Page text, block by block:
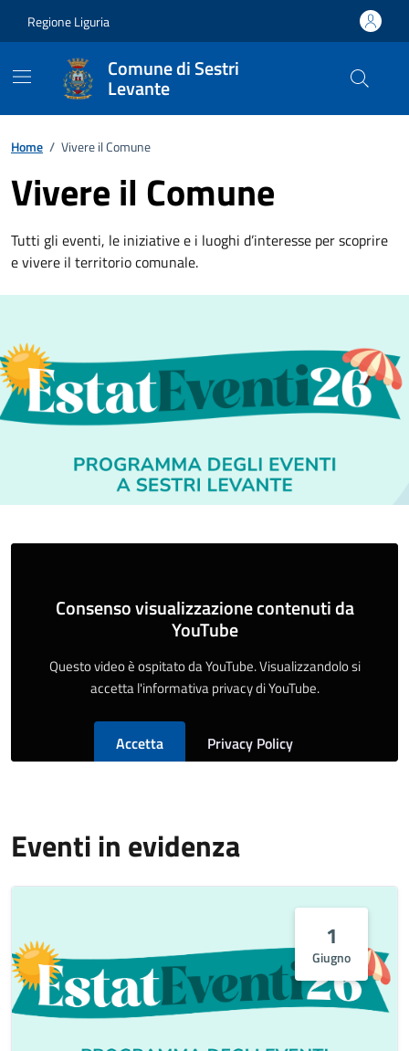
Regione Liguria
Comune di Sestri
Levante
Home / Vivere il Comune
Vivere il Comune
Tutti gli eventi, le iniziative e i luoghi d’interesse per scoprire
e vivere il territorio comunale.
Consenso visualizzazione contenuti da
YouTube
Questo video è ospitato da YouTube. Visualizzandolo si
accetta l'informativa privacy di YouTube.
Accetta Privacy Policy
Eventi in evidenza
1
Giugno